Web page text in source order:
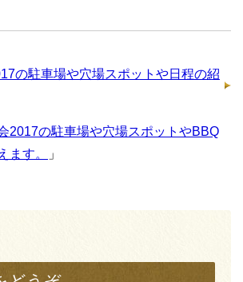
の駐車場や穴場スポットや日程の紹
2017の駐車場や穴場スポットやBBQ
ます。
」